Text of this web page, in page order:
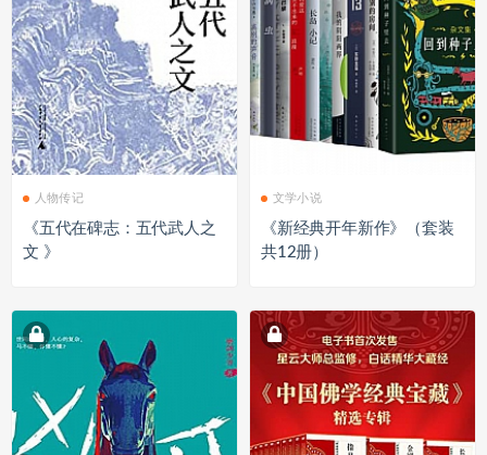
人物传记
《五代在碑志：五代武人之
文 》
文学小说
《新经典开年新作》（套装
共12册）